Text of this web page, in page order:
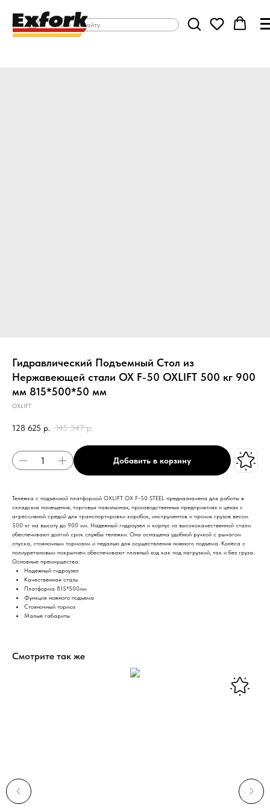
Гидравлический Подъемный Стол из
Нержавеющей стали OX F-50 OXLIFT 500 кг 900
мм 815*500*50 мм
OXLIFT
128 625 р. 145 347 р.
Добавить в корзину
Тележка с подъемной платформой OXLIFT OX F-50 STEEL предназначена для работы в
складских помещения, торговых павильонах, производственных предприятиях и цехах с
агрессивной средой для транспортировки коробок, инструментов и прочих грузов весом
500 кг на высоту до 900 мм. Надежный гидроузел и корпус из высококачественной стали
обеспечивают долгий срок службы тележки. Она оснащена удобной ручкой с рычагом
спуска, стояночным тормозом и педалью для осуществления ножного подъема. Колёса с
полиуретановым покрытием обеспечивают плавный ход как под нагрузкой, так и без груза.
Основные преимущества:
Надежный гидроузел
Качественная сталь
Платформа 815*500мм
Функция ножного подъема
Стояночный тормоз
Малые габариты
Смотрите так же